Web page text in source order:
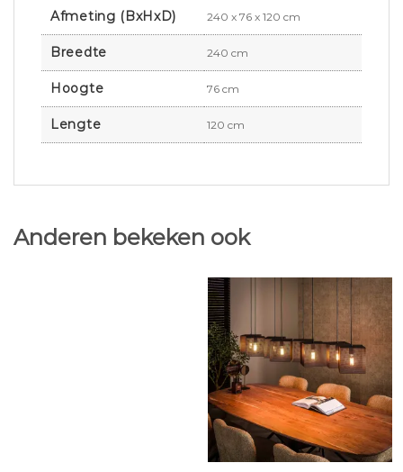
Afmeting (BxHxD) 240 x 76 x 120 cm
Breedte 240 cm
Hoogte 76 cm
Lengte 120 cm
Anderen bekeken ook